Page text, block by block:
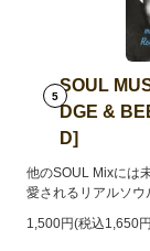
5
SOUL
DGE &
D]
他のSOUL Mixには
愛されるリアルソウ
1,500円(税込1,650